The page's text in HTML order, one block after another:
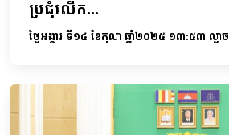
ប្រជុំលើក...
ថ្ងៃអង្គារ ទី១៤ ខែតុលា ឆ្នាំ២០២៥ ១៣:៥៣ ល្ងាច